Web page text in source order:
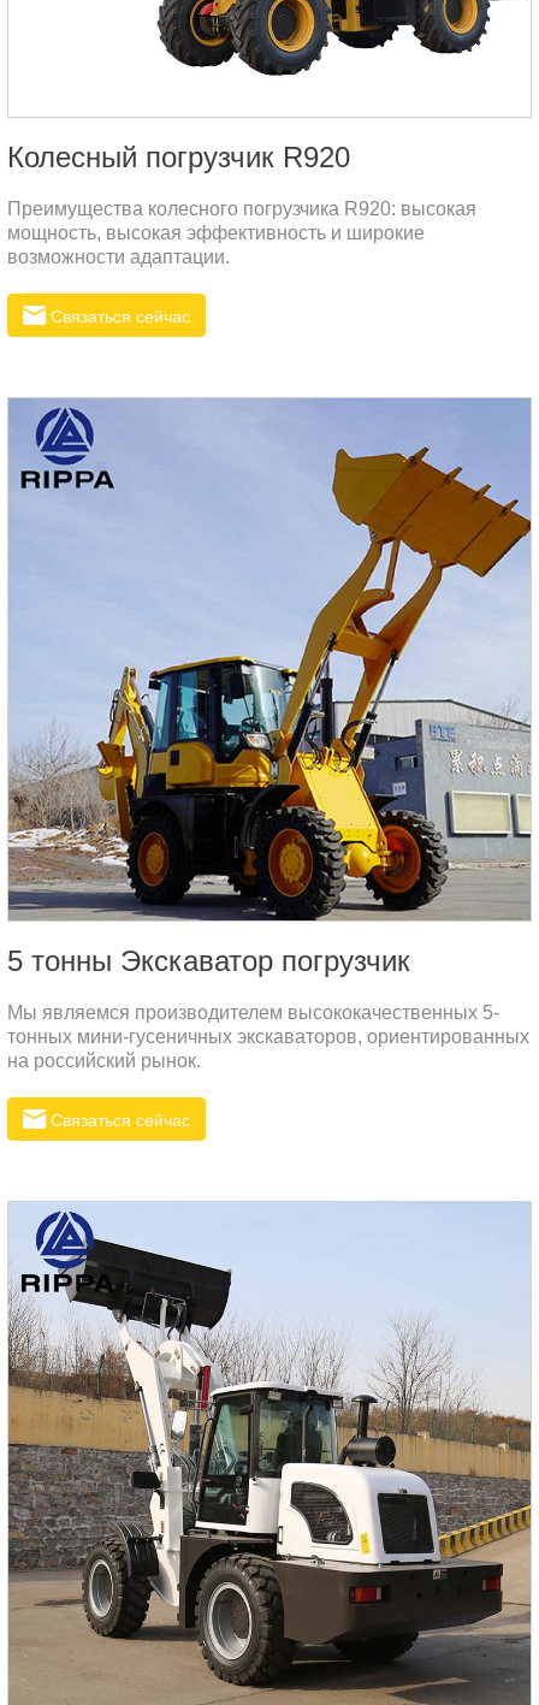
Колесный погрузчик R920
Преимущества колесного погрузчика R920: высокая
мощность, высокая эффективность и широкие
возможности адаптации.
Связаться сейчас
5 тонны Экскаватор погрузчик
Мы являемся производителем высококачественных 5-
тонных мини-гусеничных экскаваторов, ориентированных
на российский рынок.
Связаться сейчас